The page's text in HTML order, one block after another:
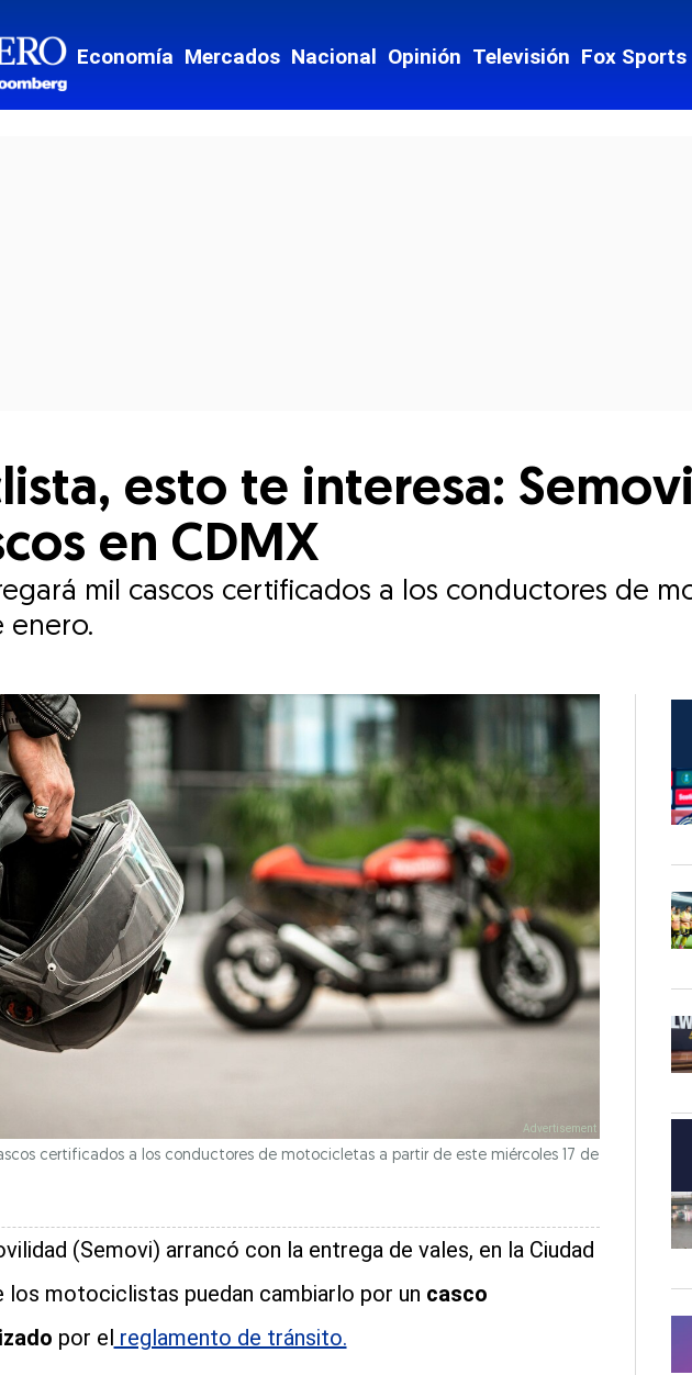
Economía Mercados Nacional Opinión Televisión Fox
esto te interesa:
en CDMX
mil cascos certificados a los conductores de
enero.
mediante Email
mediante Facebook
mediante Twitter
mediante LinkedIn
mediante global.social-whatsapp
certificados a los conductores de motocicletas a partir de este miércoles 17 de
(Semovi) arrancó con la entrega de vales, en la Ciudad
los motociclistas puedan cambiarlo por un casco
por el reglamento de tránsito.